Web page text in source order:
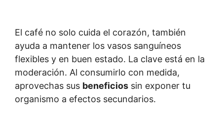
El café no solo cuida el corazón, también
ayuda a mantener los vasos sanguíneos
flexibles y en buen estado. La clave está en la
moderación. Al consumirlo con medida,
aprovechas sus beneficios sin exponer tu
organismo a efectos secundarios.